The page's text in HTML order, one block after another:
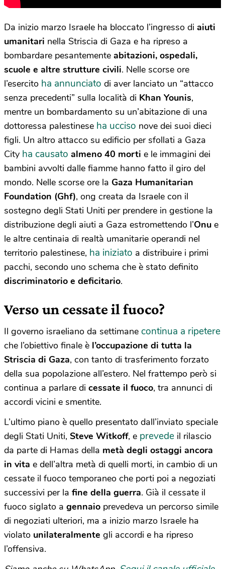
Da inizio marzo Israele ha bloccato l’ingresso di aiuti
umanitari nella Striscia di Gaza e ha ripreso a
bombardare pesantemente abitazioni, ospedali,
scuole e altre strutture civili. Nelle scorse ore
l’esercito ha annunciato di aver lanciato un “attacco
senza precedenti” sulla località di Khan Younis,
mentre un bombardamento su un’abitazione di una
dottoressa palestinese ha ucciso nove dei suoi dieci
figli. Un altro attacco su edificio per sfollati a Gaza
City ha causato almeno 40 morti e le immagini dei
bambini avvolti dalle fiamme hanno fatto il giro del
mondo. Nelle scorse ore la Gaza Humanitarian
Foundation (Ghf), ong creata da Israele con il
sostegno degli Stati Uniti per prendere in gestione la
distribuzione degli aiuti a Gaza estromettendo l’Onu e
le altre centinaia di realtà umanitarie operandi nel
territorio palestinese, ha iniziato a distribuire i primi
pacchi, secondo uno schema che è stato definito
discriminatorio e deficitario.
Verso un cessate il fuoco?
Il governo israeliano da settimane continua a ripetere
che l’obiettivo finale è l’occupazione di tutta la
Striscia di Gaza, con tanto di trasferimento forzato
della sua popolazione all’estero. Nel frattempo però si
continua a parlare di cessate il fuoco, tra annunci di
accordi vicini e smentite.
L’ultimo piano è quello presentato dall’inviato speciale
degli Stati Uniti, Steve Witkoff, e prevede il rilascio
da parte di Hamas della metà degli ostaggi ancora
in vita e dell’altra metà di quelli morti, in cambio di un
cessate il fuoco temporaneo che porti poi a negoziati
successivi per la fine della guerra. Già il cessate il
fuoco siglato a gennaio prevedeva un percorso simile
di negoziati ulteriori, ma a inizio marzo Israele ha
violato unilateralmente gli accordi e ha ripreso
l’offensiva.